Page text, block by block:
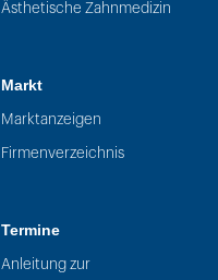
Ästhetische Zahnmedizin
Markt
Marktanzeigen
Firmenverzeichnis
Termine
Anleitung zur